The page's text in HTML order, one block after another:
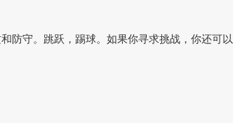
防守。跳跃，踢球。如果你寻求挑战，你还可以